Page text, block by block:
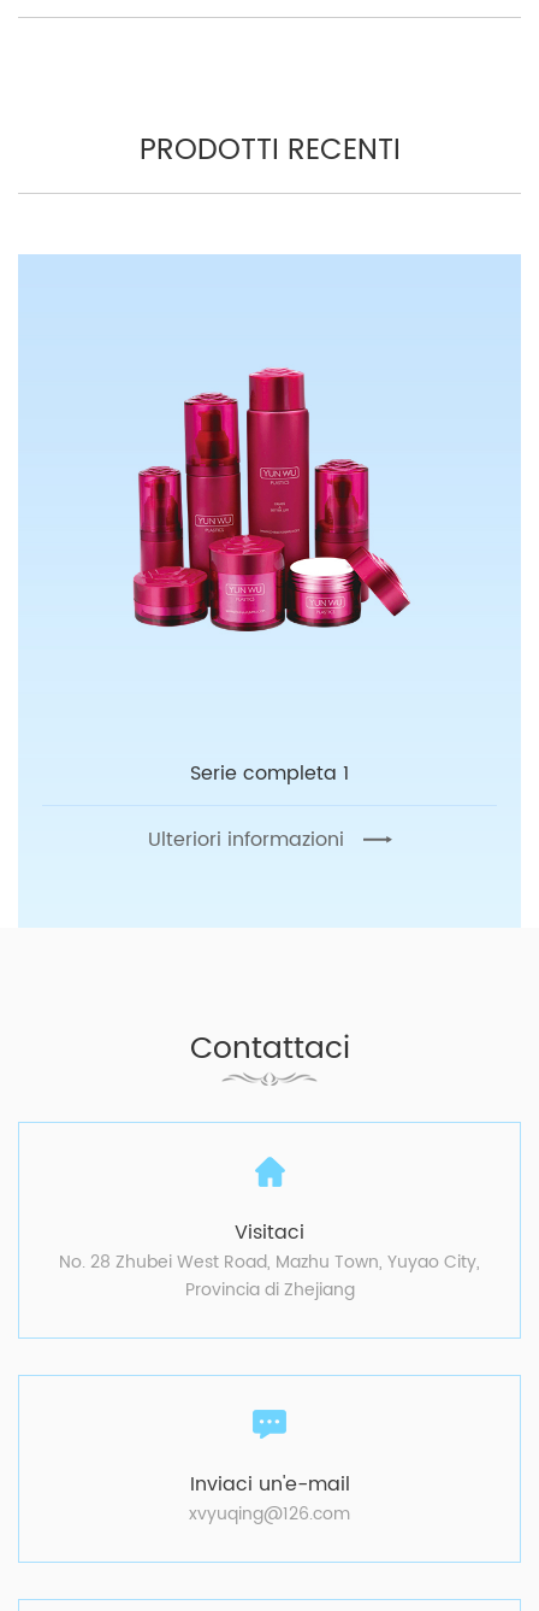
PRODOTTI RECENTI
Serie completa 1
Ulteriori informazioni
Contattaci
Visitaci
No. 28 Zhubei West Road, Mazhu Town, Yuyao City,
Provincia di Zhejiang
Inviaci un'e-mail
xvyuqing@126.com